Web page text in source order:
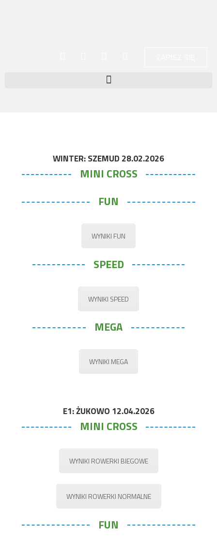
WINTER: SZEMUD 28.02.2026
MINI CROSS
FUN
WYNIKI FUN
SPEED
WYNIKI SPEED
MEGA
WYNIKI MEGA
E1: ŻUKOWO 12.04.2026
MINI CROSS
WYNIKI ROWERKI BIEGOWE
WYNIKI ROWERKI NORMALNE
FUN